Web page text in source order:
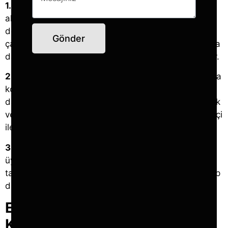
1. Yönetimle Daha Yakın İletişim:
alanları yöneticiler ve çalışanlar arasında daha
doğrudan ve açık iletişimi teşvik eder. Yönetici ve
çalışanlar arasındaki bariyerler ortadan kalkar, bu da
daha şeffaf ve demokratik bir çalışma ortamı yaratır.
2. Bilgi Paylaşımı:
Açık ofislerde bilgi paylaşımı daha
kolaydır. Çalışanlar, birbirlerinin projeleri hakkında
daha fazla bilgi sahibi olabilir ve gerektiğinde destek
verebilir. Bu durum, bilgi akışını hızlandırır ve şirket içi
iletişimi güçlendirir.
3. Ekip Dinamiklerini Güçlendirir:
üyelerinin birbirlerinin çalışma alışkanlıklarını ve
tarzlarını daha iyi anlamalarını sağlar. Bu durum, ekip
dinamiklerini güçlendirir ve iş birliğini artırır.
Esneklik ve Adaptasyon
Kolaylığı
Gönder